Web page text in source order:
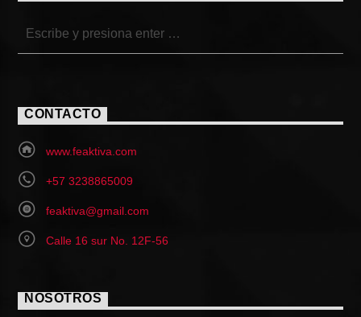
CONTACTO
www.feaktiva.com
+57 3238865009
feaktiva@gmail.com
Calle 16 sur No. 12F-56
NOSOTROS